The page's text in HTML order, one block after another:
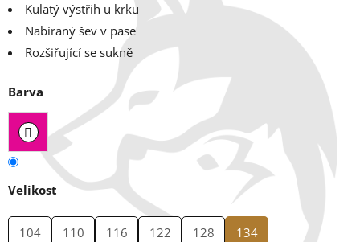
Kulatý výstřih u krku
Nabíraný šev v pase
Rozšiřující se sukně
Barva
Velikost
104 110 116 122 128 134